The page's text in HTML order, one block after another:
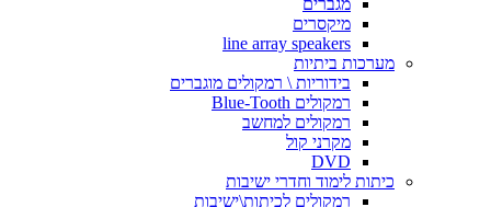
מגברים
מיקסרים
line array speakers
מערכות ביתיות
בידוריות \ רמקולים מוגברים
רמקולים Blue-Tooth
רמקולים למחשב
מקרני קול
DVD
כיתות לימוד וחדרי ישיבות
רמקולים לכיתות\ישיבות